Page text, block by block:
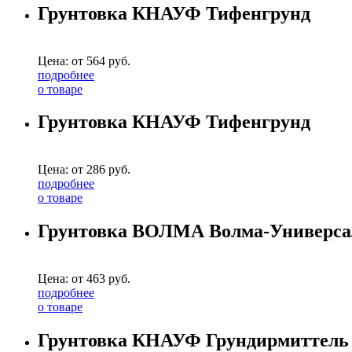
Грунтовка КНАУФ Тифенгрунд
Цена: от 564 руб.
подробнее
о товаре
Грунтовка КНАУФ Тифенгрунд
Цена: от 286 руб.
подробнее
о товаре
Грунтовка ВОЛМА Волма-
Цена: от 463 руб.
подробнее
о товаре
Грунтовка КНАУФ Грундирмиттель